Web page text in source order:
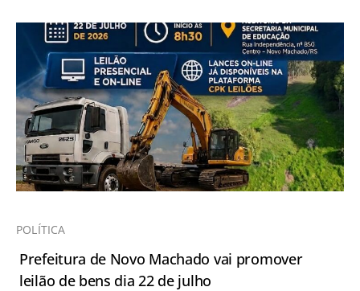
POLÍTICA
Prefeitura de Novo Machado vai promover
leilão de bens dia 22 de julho